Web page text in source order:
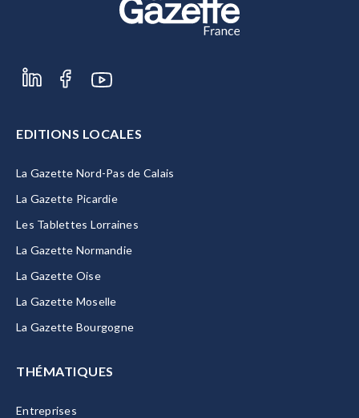
EDITIONS LOCALES
La Gazette Nord-Pas de Calais
La Gazette Picardie
Les Tablettes Lorraines
La Gazette Normandie
La Gazette Oise
La Gazette Moselle
La Gazette Bourgogne
THÉMATIQUES
Entreprises